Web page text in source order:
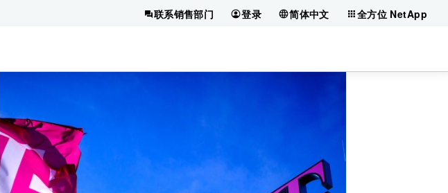
联系销售部门 登录 简体中文 全方位 NetApp